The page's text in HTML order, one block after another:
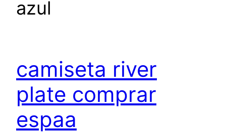
azul
camiseta river
plate comprar
espaa